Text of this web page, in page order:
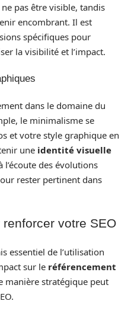
pas être visible, tandis
encombrant. Il est
spécifiques pour
la visibilité et l’impact.
dans le domaine du
le minimalisme se
et votre style graphique en
une identité visuelle
l’écoute des évolutions
rester pertinent dans
votre SEO
essentiel de l’utilisation
sur le référencement
manière stratégique peut